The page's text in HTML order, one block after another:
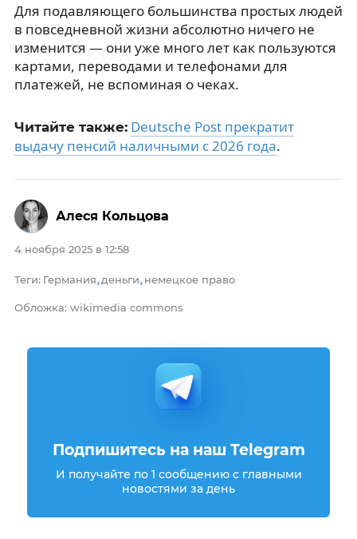
Для подавляющего большинства простых людей
в повседневной жизни абсолютно ничего не
изменится — они уже много лет как пользуются
картами, переводами и телефонами для
платежей, не вспоминая о чеках.
Читайте также: Deutsche Post прекратит
выдачу пенсий наличными с 2026 года.
4 ноября 2025 в 12:58
Теги: Германия, деньги, немецкое право
Обложка: wikimedia commons
Алеся Кольцова
Подпишитесь на наш Telegram
И получайте по 1 сообщению с главными
новостями за день